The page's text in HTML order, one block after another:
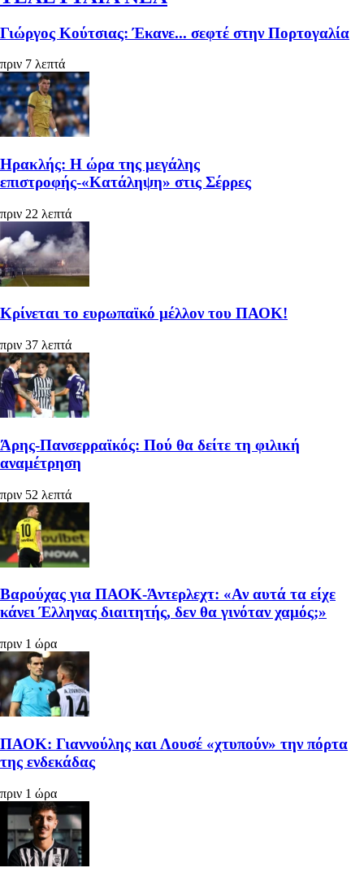
Γιώργος Κούτσιας: Έκανε... σεφτέ στην Πορτογαλία
πριν 7 λεπτά
Ηρακλής: Η ώρα της μεγάλης
επιστροφής-«Κατάληψη» στις Σέρρες
πριν 22 λεπτά
Κρίνεται το ευρωπαϊκό μέλλον του ΠΑΟΚ!
πριν 37 λεπτά
Άρης-Πανσερραϊκός: Πού θα δείτε τη φιλική
αναμέτρηση
πριν 52 λεπτά
Βαρούχας για ΠΑΟΚ-Άντερλεχτ: «Αν αυτά τα είχε
κάνει Έλληνας διαιτητής, δεν θα γινόταν χαμός;»
πριν 1 ώρα
ΠΑΟΚ: Γιαννούλης και Λουσέ «χτυπούν» την πόρτα
της ενδεκάδας
πριν 1 ώρα